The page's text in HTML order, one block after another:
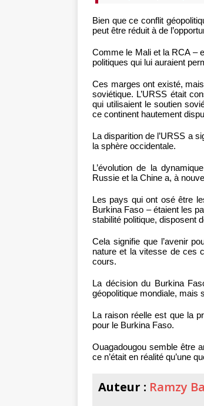
Bien que ce conflit
peut être réduit à de
Comme le Mali et la RCA –
politiques qui lui auraient
Ces marges ont existé,
soviétique. L’URSS était
qui utilisaient le soutien
ce continent hautement
La disparition de l’URSS a
la sphère occidentale.
L’évolution de la
Russie et la Chine a, à
Les pays qui ont osé être
Burkina Faso – étaient les
stabilité politique, disposent
Cela signifie que l’avenir
nature et la vitesse de ces
cours.
La décision du Burkina
géopolitique mondiale, mais
La raison réelle est que la
pour le Burkina Faso.
Ouagadougou semble être
ce n’était en réalité qu’une
Auteur : Ramzy